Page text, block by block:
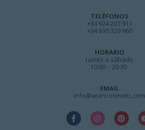
TELÉFONOS
+34 924 207 911
+34 630 329 960
HORARIO
Lunes a sábado
10:00 – 20:30
EMAIL
info@wuincosmetic.com